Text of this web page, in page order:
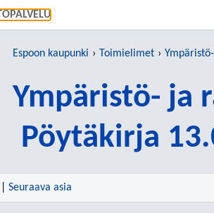
Espoon kaupunki Toimielimet
Ympäristö- ja
Pöytäkirja
Seuraava asia